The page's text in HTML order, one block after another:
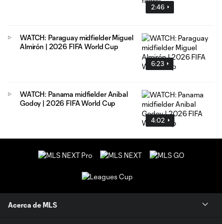
2:46
6:23
WATCH: Paraguay midfielder Miguel
Almirón | 2026 FIFA World Cup
4:02
WATCH: Panama midfielder Anibal
Godoy | 2026 FIFA World Cup
Acerca de MLS